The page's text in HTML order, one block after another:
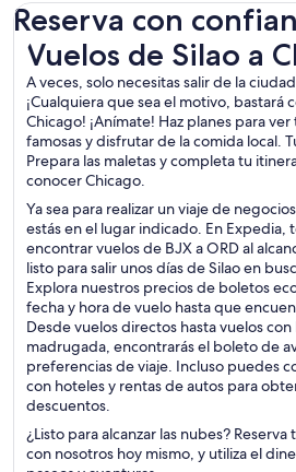
Reserva con
Vuelos de Silao a
A veces, solo necesitas salir de la
¡Cualquiera que sea el motivo, bastará
Chicago! ¡Anímate! Haz planes para
famosas y disfrutar de la comida local.
Prepara las maletas y completa tu
conocer Chicago.
Ya sea para realizar un viaje de
estás en el lugar indicado. En Expedia,
encontrar vuelos de BJX a ORD al
listo para salir unos días de Silao en
Explora nuestros precios de boletos
fecha y hora de vuelo hasta que
Desde vuelos directos hasta vuelos con
madrugada, encontrarás el boleto de
preferencias de viaje. Incluso puedes
con hoteles y rentas de autos para
descuentos.
¿Listo para alcanzar las nubes?
con nosotros hoy mismo, y utiliza el
Vuelos de Silao a Chicago